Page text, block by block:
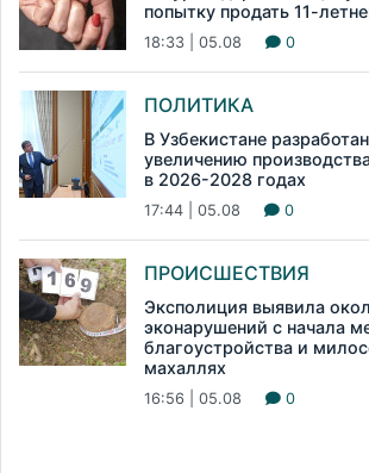
попытку продать 11-
18:33 | 05.08 0
ПОЛИТИКА
В Узбекистане
увеличению
в 2026-2028 годах
17:44 | 05.08 0
ПРОИСШЕСТВИЯ
Эксполиция выявила
эконарушений с начала
благоустройства и
махаллях
16:56 | 05.08 0